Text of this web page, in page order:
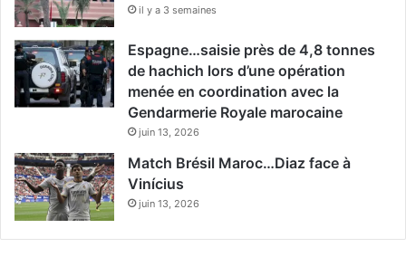
il y a 3 semaines
Espagne…saisie près de 4,8 tonnes
de hachich lors d’une opération
menée en coordination avec la
Gendarmerie Royale marocaine
juin 13, 2026
Match Brésil Maroc…Diaz face à
Vinícius
juin 13, 2026